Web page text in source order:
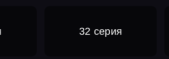
32 серия